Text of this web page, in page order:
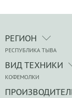
РЕГИОН
РЕСПУБЛИКА ТЫВА
ВИД ТЕХНИКИ
КОФЕМОЛКИ